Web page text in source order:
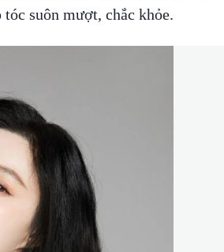
suôn mượt, chắc khỏe.